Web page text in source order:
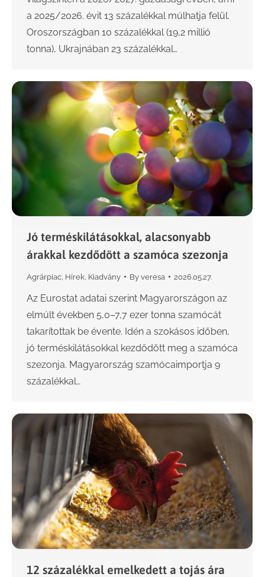
a 2025/2026. évit 13 százalékkal múlhatja felül.
Oroszországban 10 százalékkal (19,2 millió
tonna), Ukrajnában 23 százalékkal…
Jó terméskilátásokkal, alacsonyabb
árakkal kezdődött a szamóca szezonja
Agrárpiac Hírek Kiadvány By veresa 2026.05.27.
Az Eurostat adatai szerint Magyarországon az
elmúlt években 5,0–7,7 ezer tonna szamócát
takarítottak be évente. Idén a szokásos időben,
jó terméskilátásokkal kezdődött meg a szamóca
szezonja. Magyarország szamócaimportja 9
százalékkal…
12 százalékkal emelkedett a tojás ára